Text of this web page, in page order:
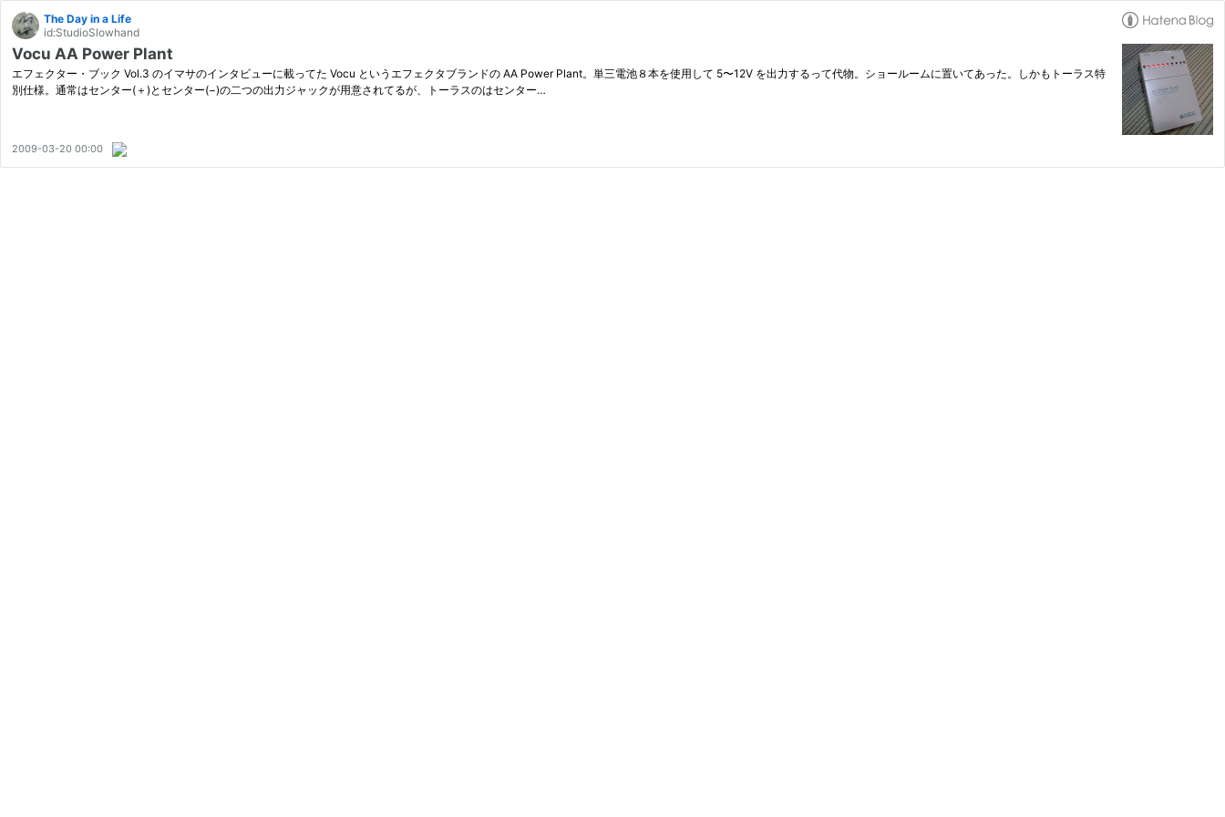
The Day in a Life
id:StudioSlowhand
Vocu AA Power Plant
エフェクター・ブック Vol.3 のイマサのインタビューに載ってた Vocu というエフェクタブランドの AA Power Plant。単三電池８本を使用して 5〜12V を出力するって代物。ショールームに置いてあった。しかもトーラス特
別仕様。通常はセンター(＋)とセンター(−)の二つの出力ジャックが用意されてるが、トーラスのはセンター…
2009-03-20 00:00